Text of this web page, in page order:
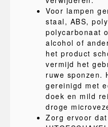
Voor lampen
staal, ABS,
polycarbonaat
alcohol of
het product
vermijd het
ruwe sponzen.
gereinigd met
doek en mild
droge
Zorg ervoor